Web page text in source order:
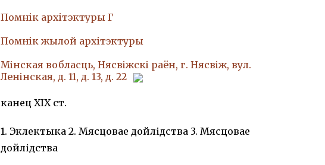
Помнiк архiтэктуры Г
Помнiк жылой архiтэктуры
Мінская вобласць, Нясвіжскі раён, г. Нясвіж, вул.
Ленінская, д. 11, д. 13, д. 22
канец XIX ст.
1. Эклектыка 2. Мясцовае дойлідства 3. Мясцовае
дойлідства